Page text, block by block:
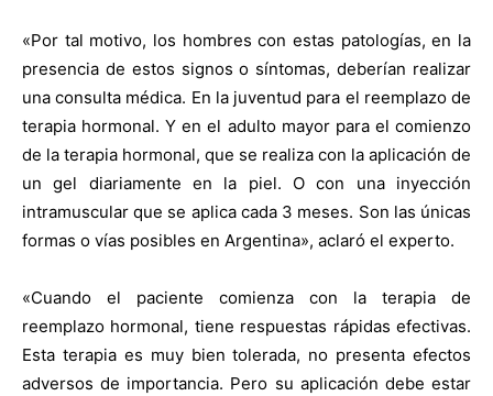
«Por tal motivo, los hombres con estas patologías, en la
presencia de estos signos o síntomas, deberían realizar
una consulta médica. En la juventud para el reemplazo de
terapia hormonal. Y en el adulto mayor para el comienzo
de la terapia hormonal, que se realiza con la aplicación de
un gel diariamente en la piel. O con una inyección
intramuscular que se aplica cada 3 meses. Son las únicas
formas o vías posibles en Argentina», aclaró el experto.
«Cuando el paciente comienza con la terapia de
reemplazo hormonal, tiene respuestas rápidas efectivas.
Esta terapia es muy bien tolerada, no presenta efectos
adversos de importancia. Pero su aplicación debe estar